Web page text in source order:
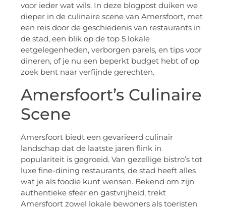
voor ieder wat wils. In deze blogpost duiken we
dieper in de culinaire scene van Amersfoort, met
een reis door de geschiedenis van restaurants in
de stad, een blik op de top 5 lokale
eetgelegenheden, verborgen parels, en tips voor
dineren, of je nu een beperkt budget hebt of op
zoek bent naar verfijnde gerechten.
Amersfoort’s Culinaire
Scene
Amersfoort biedt een gevarieerd culinair
landschap dat de laatste jaren flink in
populariteit is gegroeid. Van gezellige bistro’s tot
luxe fine-dining restaurants, de stad heeft alles
wat je als foodie kunt wensen. Bekend om zijn
authentieke sfeer en gastvrijheid, trekt
Amersfoort zowel lokale bewoners als toeristen